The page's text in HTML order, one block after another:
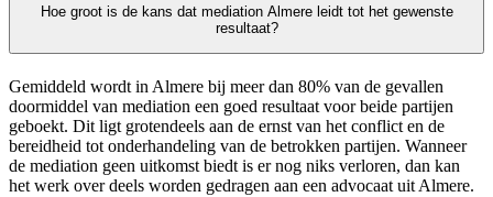
Hoe groot is de kans dat mediation Almere leidt tot het gewenste
resultaat?
Gemiddeld wordt in Almere bij meer dan 80% van de gevallen
doormiddel van mediation een goed resultaat voor beide partijen
geboekt. Dit ligt grotendeels aan de ernst van het conflict en de
bereidheid tot onderhandeling van de betrokken partijen. Wanneer
de mediation geen uitkomst biedt is er nog niks verloren, dan kan
het werk over deels worden gedragen aan een advocaat uit Almere.